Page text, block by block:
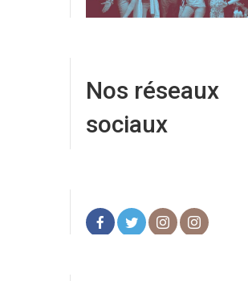
Nos réseaux
sociaux